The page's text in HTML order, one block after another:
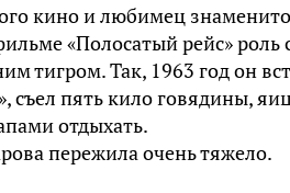
кино и любимец
«Полосатый рейс»
тигром. Так, 1963 год он
съел пять кило говядины,
отдыхать.
пережила очень тяжело.